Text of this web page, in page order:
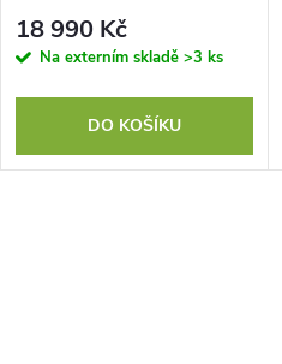
18 990 Kč
Na externím skladě >3 ks
DO KOŠÍKU